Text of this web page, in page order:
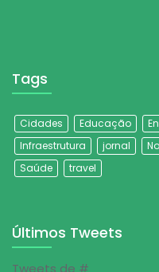
Tags
Cidades Educação
Infraestrutura
jornal
Saúde
travel
Últimos Tweets
Tweets de #